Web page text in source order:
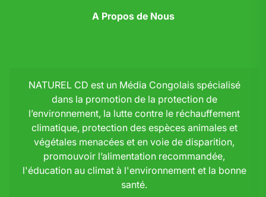
A Propos de Nous
NATUREL CD est un Média Congolais spécialisé
dans la promotion de la protection de
l’environnement, la lutte contre le réchauffement
climatique, protection des espèces animales et
végétales menacées et en voie de disparition,
promouvoir l’alimentation recommandée,
l'éducation au climat à l'environnement et la bonne
santé.